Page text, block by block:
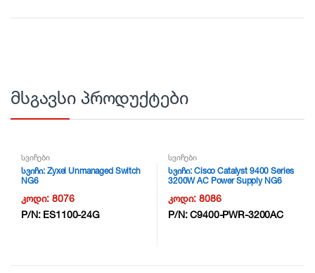
მსგავსი პროდუქტები
სვიჩები
სვიჩი: Zyxel Unmanaged Switch
NG6
კოდი:8076
P/N: ES1100-24G
სვიჩები
სვიჩი: Cisco Catalyst 9400 Series
3200W AC Power Supply NG6
კოდი:8086
P/N:C9400-PWR-3200AC